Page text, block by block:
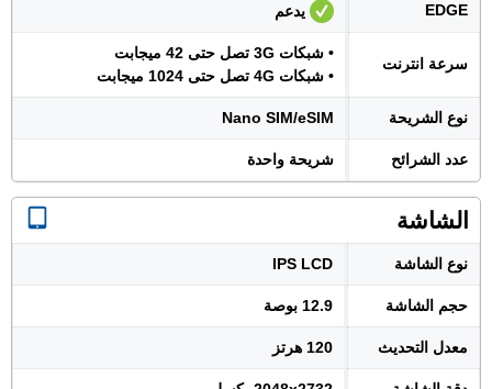
EDGE يدعم
سرعة انترنت
• شبكات 3G تصل حتى 42 ميجابت
• شبكات 4G تصل حتى 1024 ميجابت
نوع الشريحة Nano SIM/eSIM
عدد الشرائح شريحة واحدة
الشاشة
نوع الشاشة IPS LCD
حجم الشاشة 12.9 بوصة
معدل التحديث 120 هرتز